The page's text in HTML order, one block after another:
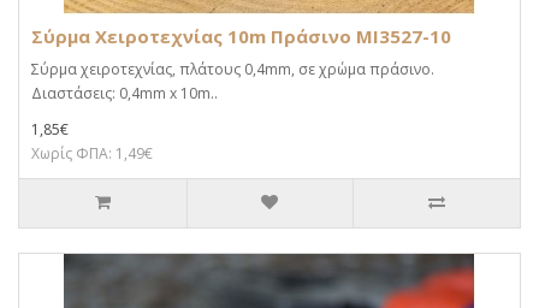
Σύρμα Χειροτεχνίας 10m Πράσινο MI3527-10
Σύρμα χειροτεχνίας, πλάτους 0,4mm, σε χρώμα πράσινο.
Διαστάσεις: 0,4mm x 10m..
1,85€
Χωρίς ΦΠΑ: 1,49€